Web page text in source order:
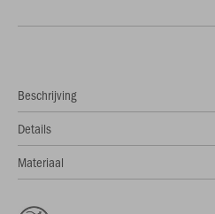
Beschrijving
Details
Materiaal